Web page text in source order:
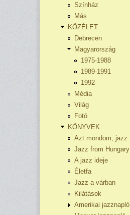
Színház
Más
KÖZÉLET
Debrecen
Magyarország
1975-1988
1989-1991
1992-
Média
Világ
Fotó
KÖNYVEK
Azt mondom, jazz
Jazz from Hungary
A jazz ideje
Életfa
Jazz a várban
Kilátások
Amerikai jazznapló